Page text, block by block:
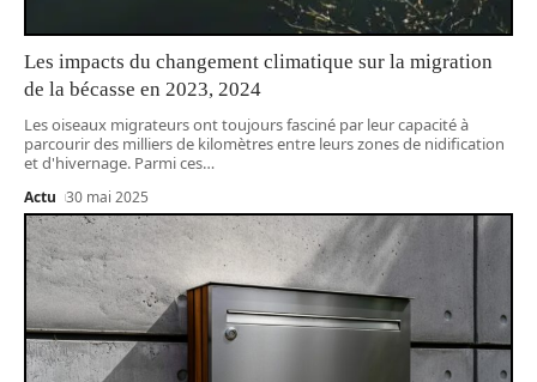
Les impacts du changement climatique sur la migration
de la bécasse en 2023, 2024
Les oiseaux migrateurs ont toujours fasciné par leur capacité à
parcourir des milliers de kilomètres entre leurs zones de nidification
et d'hivernage. Parmi ces…
Actu 30 mai 2025